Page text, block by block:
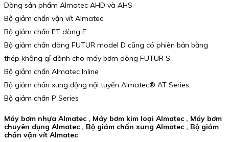
Dòng sản phẩm Almatec AHD và AHS
Bộ giảm chấn vặn vít Almatec
Bộ giảm chấn ET dòng E
Bộ giảm chấn dòng FUTUR model D cũng có phiên bản bằng
thép không gỉ dành cho máy bơm dòng FUTUR S.
Bộ giảm chấn Almatec Inline
Bộ giảm chấn xung động nội tuyến Almatec® AT Series
Bộ giảm chấn P Series
Máy bơm nhựa Almatec , Máy bơm kim loại Almatec , Máy bơm
chuyên dụng Almatec , Bộ giảm chấn xung Almatec , Bộ giảm
chấn vặn vít Almatec